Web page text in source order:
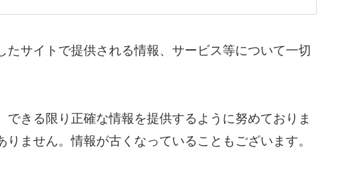
サイトで提供される情報、サービス等について一切
きる限り正確な情報を提供するように努めておりま
ません。情報が古くなっていることもございます。